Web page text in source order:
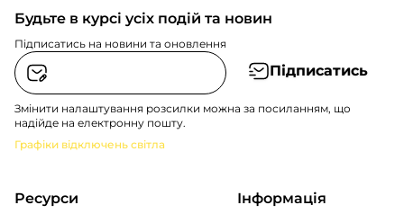
Будьте в курсі усіх подій та новин
Підписатись на новини та оновлення
Підписатись
Змінити налаштування розсилки можна за посиланням, що
надійде на електронну пошту.
Графіки відключень світла
Ресурси Інформація